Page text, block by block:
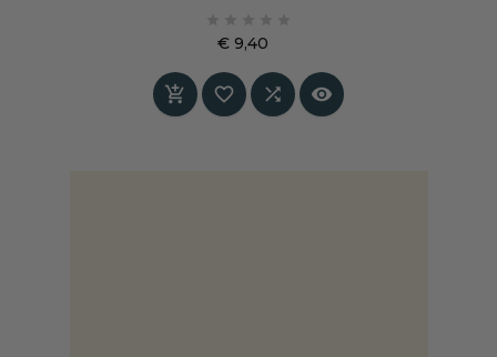
rust, elegantie en betekenis in huis. Een
decoratief accent dat niet schreeuwt, maar
blijft.
€ 9,40
   